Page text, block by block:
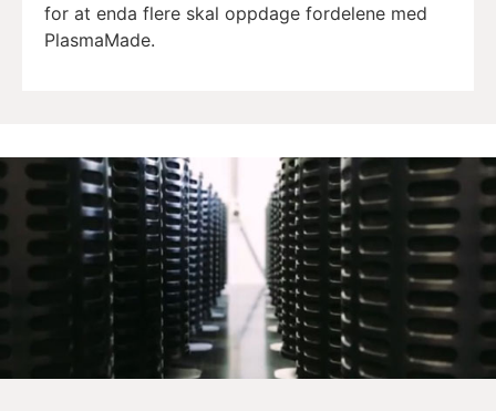
for at enda flere skal oppdage fordelene med
PlasmaMade.